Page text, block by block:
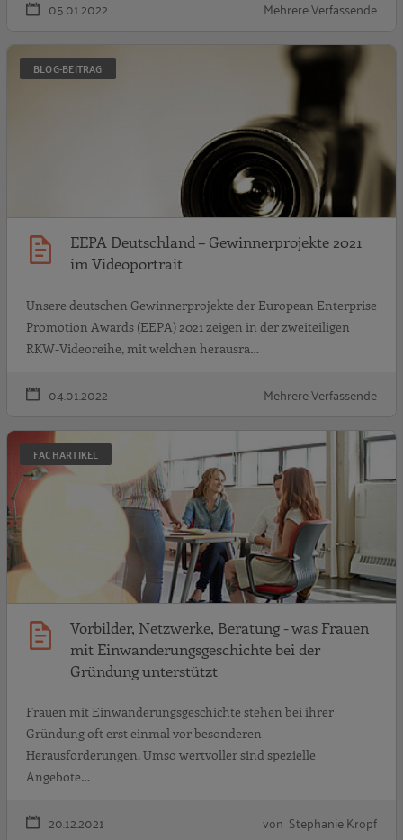
05.01.2022 Mehrere Verfassende
BLOG-BEITRAG
EEPA Deutschland – Gewinnerprojekte 2021
im Videoportrait
Unsere deutschen Gewinnerprojekte der European Enterprise
Promotion Awards (EEPA) 2021 zeigen in der zweiteiligen
RKW-Videoreihe, mit welchen herausra…
04.01.2022 Mehrere Verfassende
FACHARTIKEL
Vorbilder, Netzwerke, Beratung - was Frauen
mit Einwanderungsgeschichte bei der
Gründung unterstützt
Frauen mit Einwanderungsgeschichte stehen bei ihrer
Gründung oft erst einmal vor besonderen
Herausforderungen. Umso wertvoller sind spezielle
Angebote…
20.12.2021 von Stephanie Kropf